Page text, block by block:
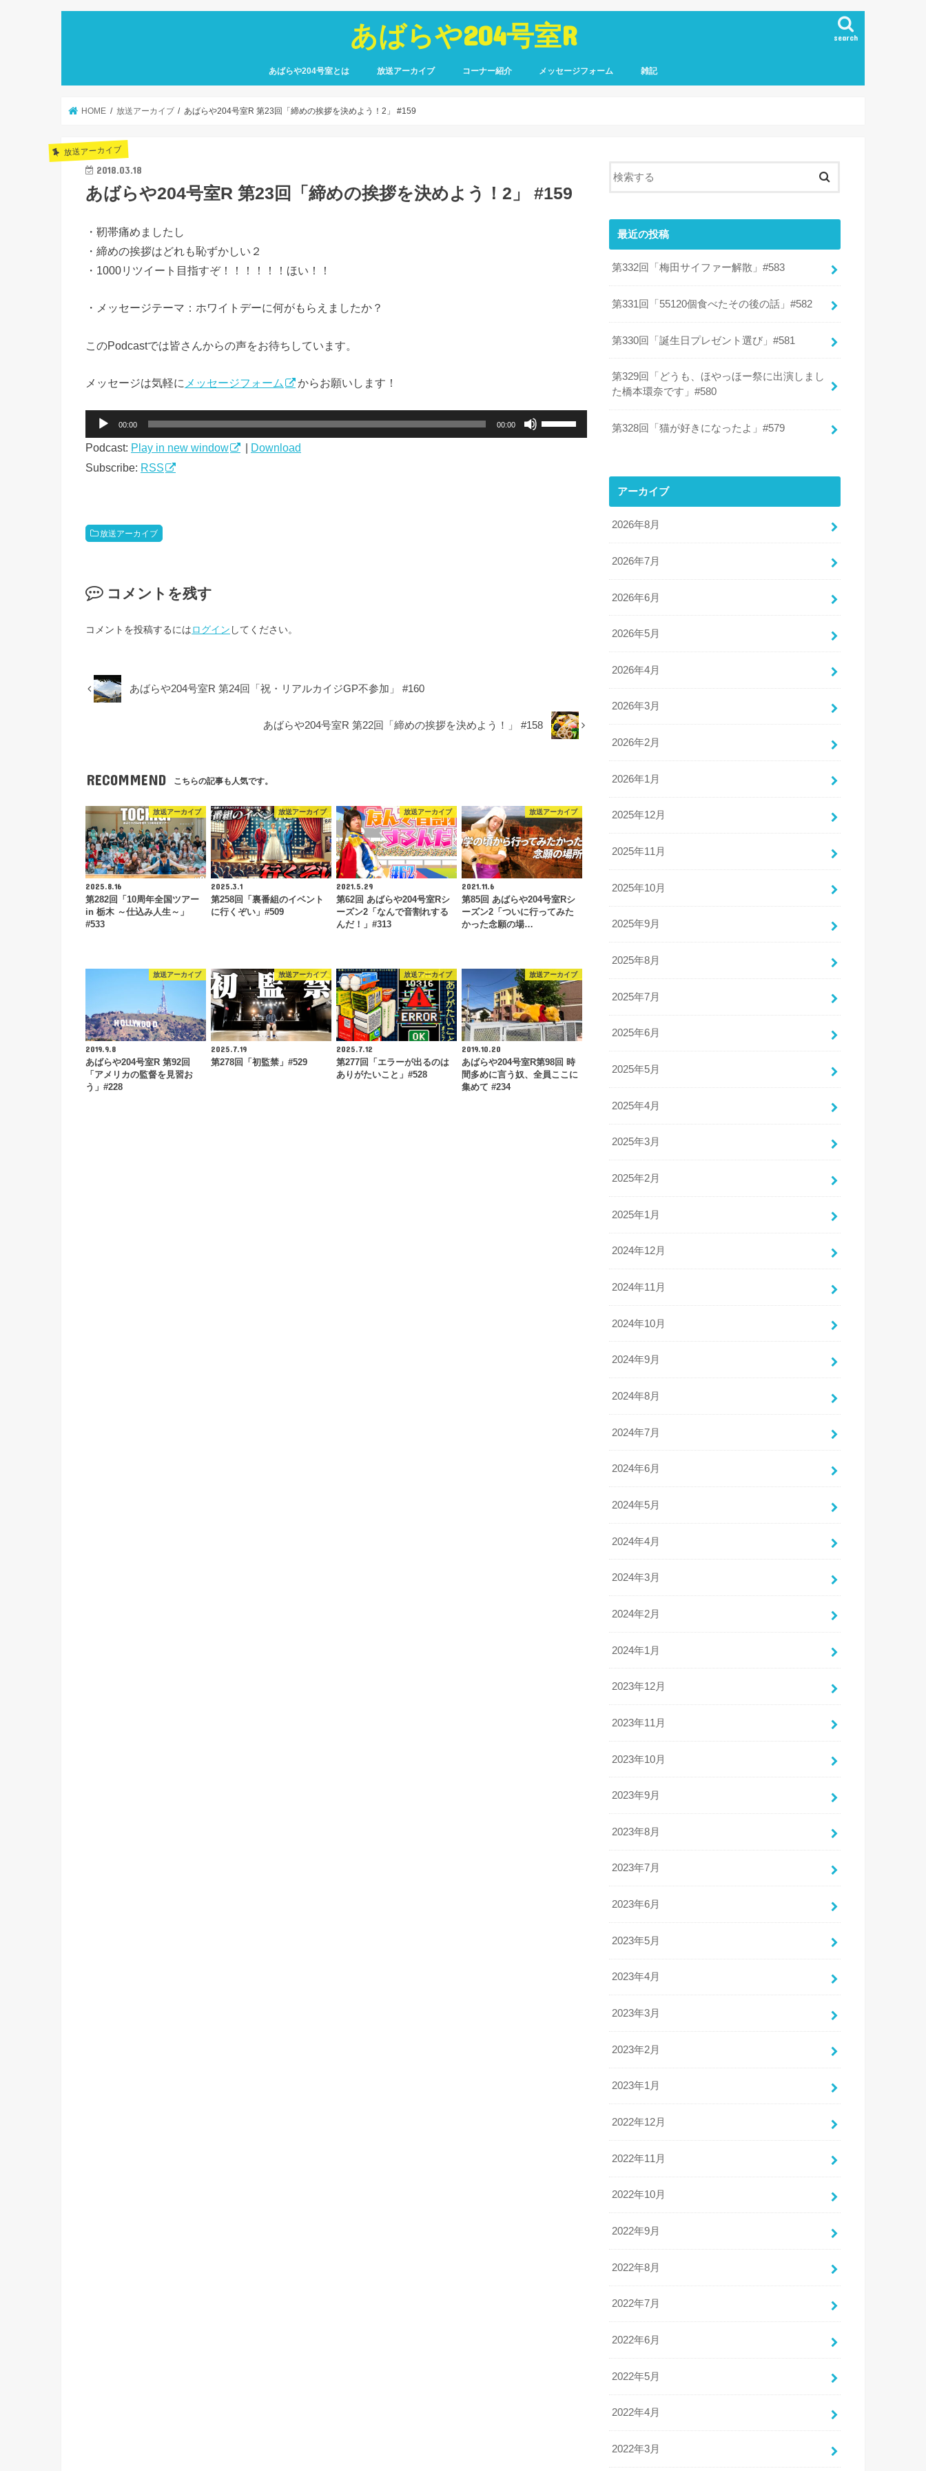
あばらや204号室R search
あばらや204号室とは 放送アーカイブ コーナー紹介 メッセージフォーム 雑記
HOME 放送アーカイブ あばらや204号室R 第23回「締めの挨拶を決めよう！2」 #159
放送アーカイブ
2018.03.18
あばらや204号室R 第23回「締めの挨拶を決めよう！2」 #159
・靭帯痛めましたし
・締めの挨拶はどれも恥ずかしい２
・1000リツイート目指すぞ！！！！！！ほい！！
・メッセージテーマ：ホワイトデーに何がもらえましたか？
このPodcastでは皆さんからの声をお待ちしています
メッセージは気軽に メッセージフォーム からお願いします！
プ
レ
00:00 00:00
て
く
Podcast: Play in new window | Download
Subscribe: RSS
放送アーカイブ
コメントを残す
コメントを投稿するにはログイン してください。
あばらや204号室R 第24回「祝・リアルカイジGP不参加」 #160
あばらや204号室R 第22回「締めの挨拶を決めよう！」 #158
RECOMMEND こちらの記事も人気です。
放送アーカイブ
2025.8.16
第282回「10周年全国ツアー
in 栃木 ～仕込み人生～」
#533
放送アーカイブ
2025.3.1
第258回「裏番組のイベント
に行くぞい」#509
放送アーカイブ
2021.5.29
第62回 あばらや204号室Rシ
ーズン2「なんで音割れする
んだ！」#313
放送アーカイブ
2021.11.6
第85回 あばらや204号室Rシ
ーズン2「ついに行ってみた
かった念願の場…
放送アーカイブ
2019.9.8
あばらや204号室R 第92回
「アメリカの監督を見習お
う」#228
放送アーカイブ
2025.7.19
第278回「初監禁」#529
放送アーカイブ
2025.7.12
第277回「エラーが出るのは
ありがたいこと」#528
放送アーカイブ
2019.10.20
あばらや204号室R第98回 時
間多めに言う奴、全員ここに
集めて #234
最近の投稿
第332回「梅田サイファー解散」#583
第331回「55120個食べたその後の話」#582
第330回「誕生日プレゼント選び」#581
第329回「どうも、ほやっほー祭に出演しまし
た橋本環奈です」#580
第328回「猫が好きになったよ」#579
アーカイブ
2026年8月
2026年7月
2026年6月
2026年5月
2026年4月
2026年3月
2026年2月
2026年1月
2025年12月
2025年11月
2025年10月
2025年9月
2025年8月
2025年7月
2025年6月
2025年5月
2025年4月
2025年3月
2025年2月
2025年1月
2024年12月
2024年11月
2024年10月
2024年9月
2024年8月
2024年7月
2024年6月
2024年5月
2024年4月
2024年3月
2024年2月
2024年1月
2023年12月
2023年11月
2023年10月
2023年9月
2023年8月
2023年7月
2023年6月
2023年5月
2023年4月
2023年3月
2023年2月
2023年1月
2022年12月
2022年11月
2022年10月
2022年9月
2022年8月
2022年7月
2022年6月
2022年5月
2022年4月
2022年3月